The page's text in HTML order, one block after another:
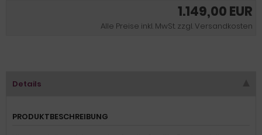
1.149,00 EUR
Alle Preise inkl. MwSt. zzgl. Versandkosten
Details
PRODUKTBESCHREIBUNG